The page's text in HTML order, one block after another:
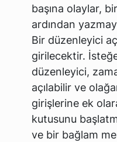
başına olaylar,
ardından
Bir düzenleyici
girilecektir.
düzenleyici,
açılabilir ve
girişlerine ek
kutusunu
ve bir bağlam